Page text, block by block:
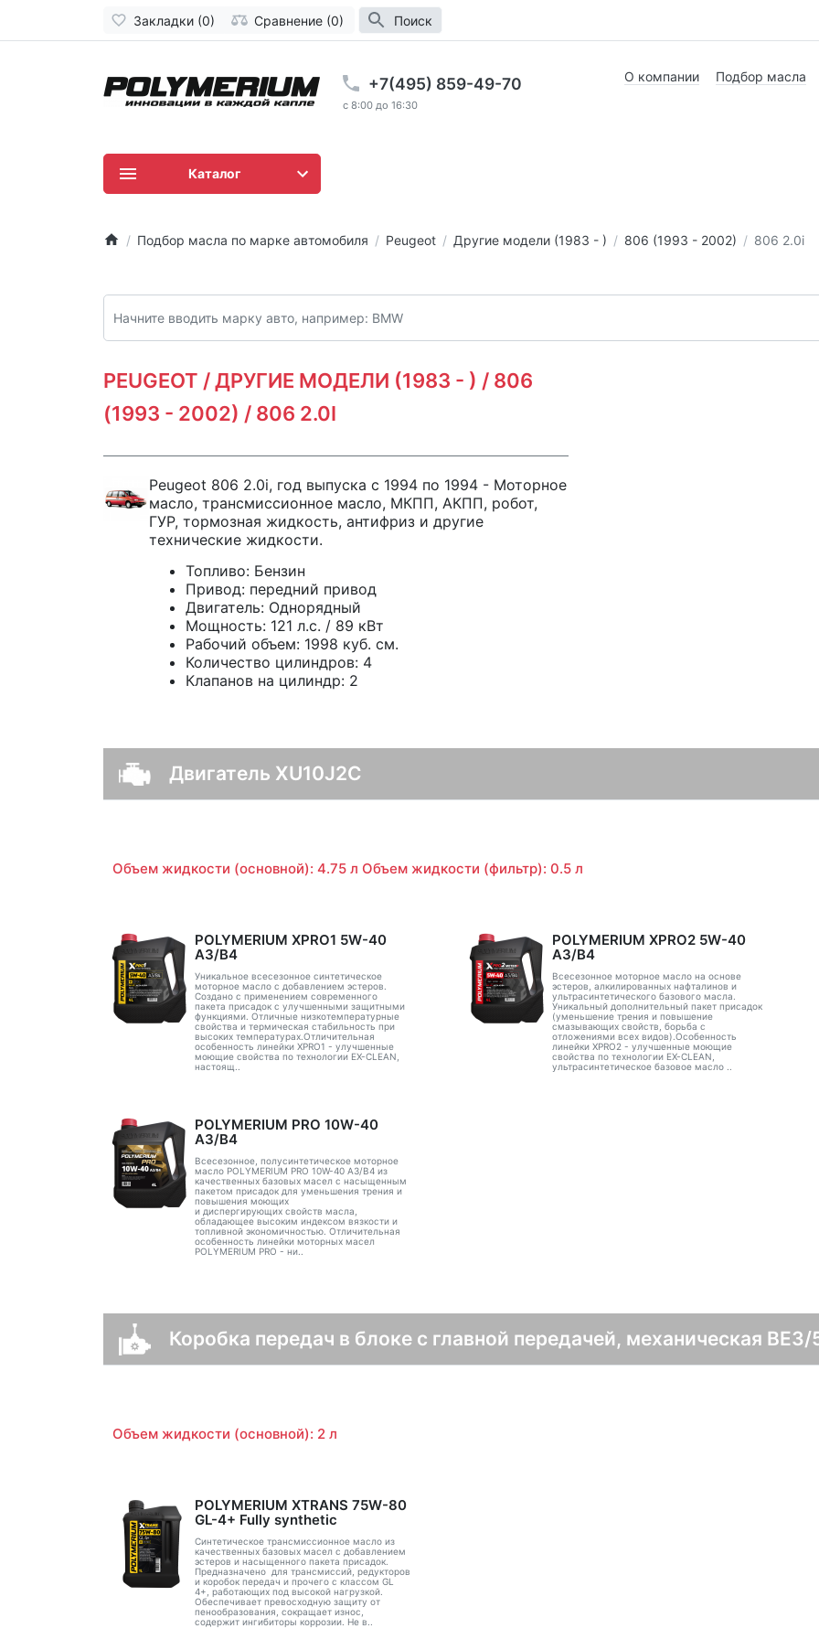
Закладки (0) Сравнение (0) Поиск
+7(495) 859-49-70
c 8:00 до 16:30
О компании Подбор масла
Каталог
Подбор масла по марке автомобиля Peugeot Другие модели (1983 - ) 806 (1993 - 2002) 806 2.0i
PEUGEOT / ДРУГИЕ МОДЕЛИ (1983 - ) / 806
(1993 - 2002) / 806 2.0I
Peugeot 806 2.0i, год выпуска с 1994 по 1994 - Моторное
масло, трансмиссионное масло, МКПП, АКПП, робот,
ГУР, тормозная жидкость, антифриз и другие
технические жидкости.
Топливо: Бензин
Привод: передний привод
Двигатель: Однорядный
Мощность: 121 л.с. / 89 кВт
Рабочий объем: 1998 куб. см.
Количество цилиндров: 4
Клапанов на цилиндр: 2
Двигатель XU10J2C
Объем жидкости (основной): 4.75 л Объем жидкости (фильтр): 0.5 л
POLYMERIUM XPRO1 5W-40
A3/B4
Уникальное всесезонное синтетическое
моторное масло с добавлением эстеров.
Создано с применением современного
пакета присадок с улучшенными защитными
функциями. Отличные низкотемпературные
свойства и термическая стабильность при
высоких температурах.Отличительная
особенность линейки XPRO1 - улучшенные
моющие свойства по технологии EX-CLEAN,
настоящ..
POLYMERIUM XPRO2 5W-40
A3/B4
Всесезонное моторное масло на основе
эстеров, алкилированных нафталинов и
ультрасинтетического базового масла.
Уникальный дополнительный пакет присадок
(уменьшение трения и повышение
смазывающих свойств, борьба с
отложениями всех видов).Особенность
линейки XPRO2 - улучшенные моющие
свойства по технологии EX-CLEAN,
ультрасинтетическое базовое масло ..
POLYMERIUM PRO 10W-40
A3/B4
Всесезонное, полусинтетическое моторное
масло POLYMERIUM PRO 10W-40 A3/B4 из
качественных базовых масел с насыщенным
пакетом присадок для уменьшения трения и
повышения моющих
и диспергирующих свойств масла,
обладающее высоким индексом вязкости и
топливной экономичностью. Отличительная
особенность линейки моторных масел
POLYMERIUM PRO - ни..
Коробка передач в блоке с главной передачей, механическая BE3/
Объем жидкости (основной): 2 л
POLYMERIUM XTRANS 75W-80
GL-4+ Fully synthetic
Синтетическое трансмиссионное масло из
качественных базовых масел с добавлением
эстеров и насыщенного пакета присадок.
Предназначено для трансмиссий, редукторов
и коробок передач и прочего с классом GL
4+, работающих под высокой нагрузкой.
Обеспечивает превосходную защиту от
пенообразования, сокращает износ,
содержит ингибиторы коррозии. Не в..